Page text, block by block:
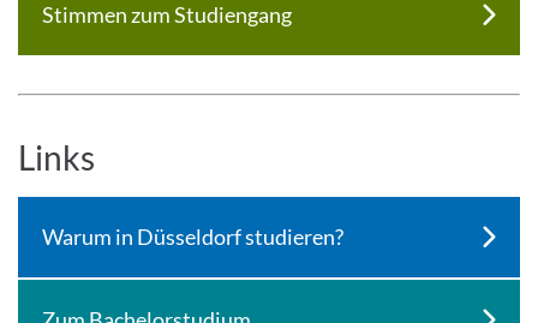
Stimmen zum Studiengang
Links
Warum in Düsseldorf studieren?